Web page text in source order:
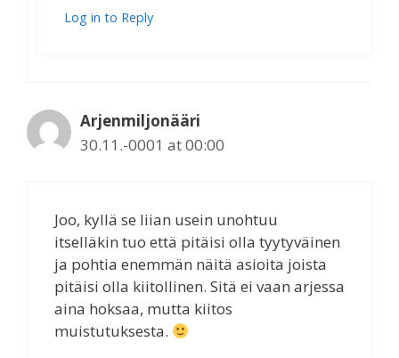
Log in to Reply
Arjenmiljonääri
30.11.-0001 at 00:00
Joo, kyllä se liian usein unohtuu
itselläkin tuo että pitäisi olla tyytyväinen
ja pohtia enemmän näitä asioita joista
pitäisi olla kiitollinen. Sitä ei vaan arjessa
aina hoksaa, mutta kiitos
muistutuksesta.